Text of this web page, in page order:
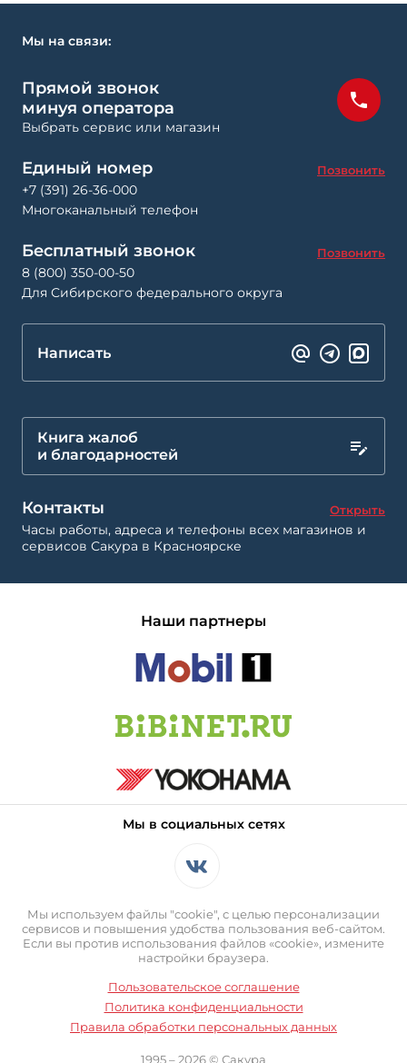
Мы на связи:
Прямой звонок
минуя оператора
Выбрать сервис или магазин
Единый номер Позвонить
+7 (391) 26-36-000
Многоканальный телефон
Бесплатный звонок Позвонить
8 (800) 350-00-50
Для Сибирского федерального округа
Написать
Книга жалоб
и благодарностей
Контакты Открыть
Часы работы, адреса и телефоны всех магазинов и
сервисов Сакура в Красноярске
Наши партнеры
Мы в социальных сетях
Мы используем файлы "cookie", с целью персонализации
сервисов и повышения удобства пользования веб-сайтом.
Если вы против использования файлов «cookie», измените
настройки браузера.
Пользовательское соглашение
Политика конфиденциальности
Правила обработки персональных данных
1995 – 2026 © Сакура